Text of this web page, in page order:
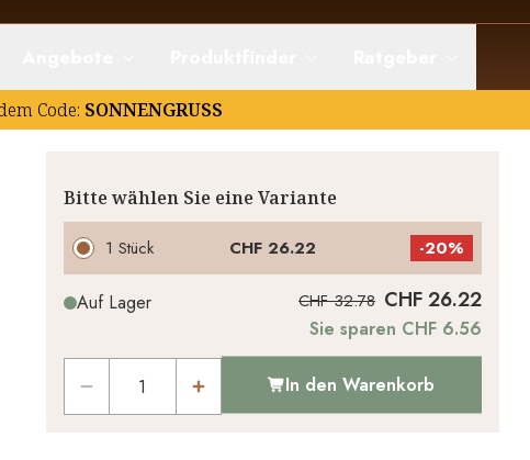
Code: SONNENGRUSS
Bitte wählen Sie eine Variante
1 Stück CHF 26.22 -20%
Auf Lager CHF 32.78 CHF 26.22
Sie sparen CHF 6.56
In den Warenkorb